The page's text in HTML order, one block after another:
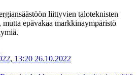
liittyvien taloteknisten
epävakaa markkinaympäristö
13:20 26.10.2022